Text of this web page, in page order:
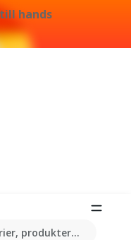
hands
produkter...